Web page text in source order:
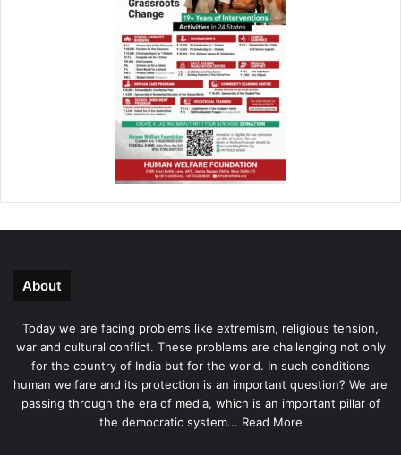
About
Today we are facing problems like extremism, religious tension,
war and cultural conflict. These problems are challenging not only
for the country of India but for the world. In such conditions
human welfare and its protection is an important question? We are
passing through the era of media, which is an important pillar of
the democratic system... Read More